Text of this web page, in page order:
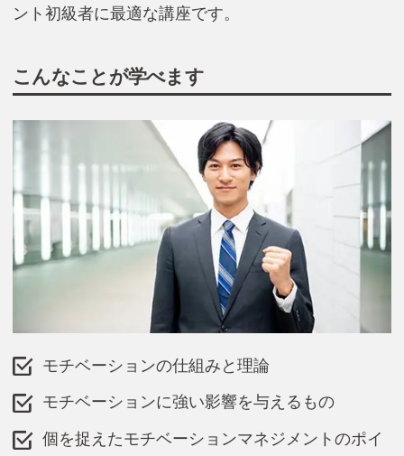
ント初級者に最適な講座です。
こんなことが学べます
モチベーションの仕組みと理論
モチベーションに強い影響を与えるもの
個を捉えたモチベーションマネジメントのポイ